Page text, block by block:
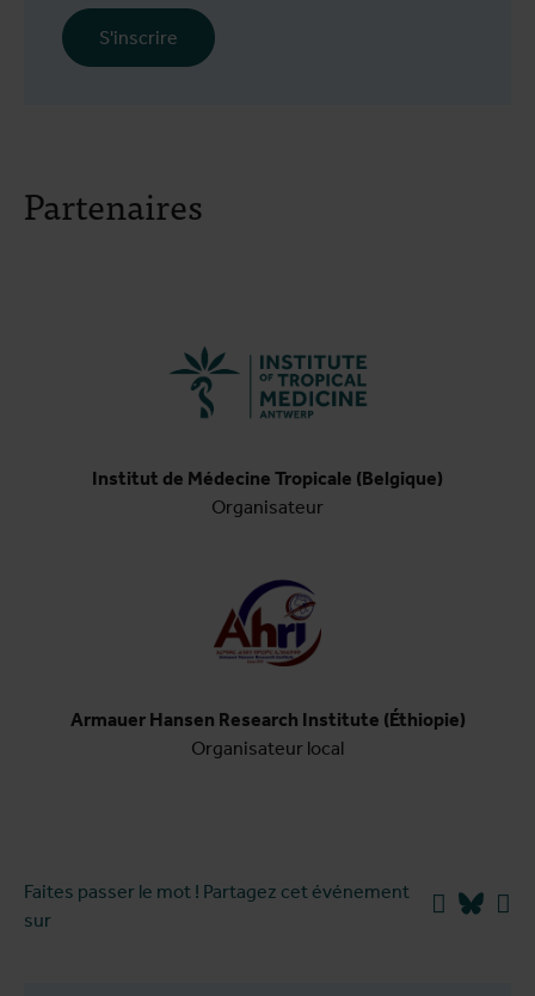
S'inscrire
Partenaires
Institut de Médecine Tropicale (Belgique)
Organisateur
Armauer Hansen Research Institute (Éthiopie)
Organisateur local
Faites passer le mot ! Partagez cet événement
sur
Facebook